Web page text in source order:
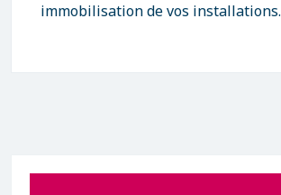
immobilisation de vos installations.